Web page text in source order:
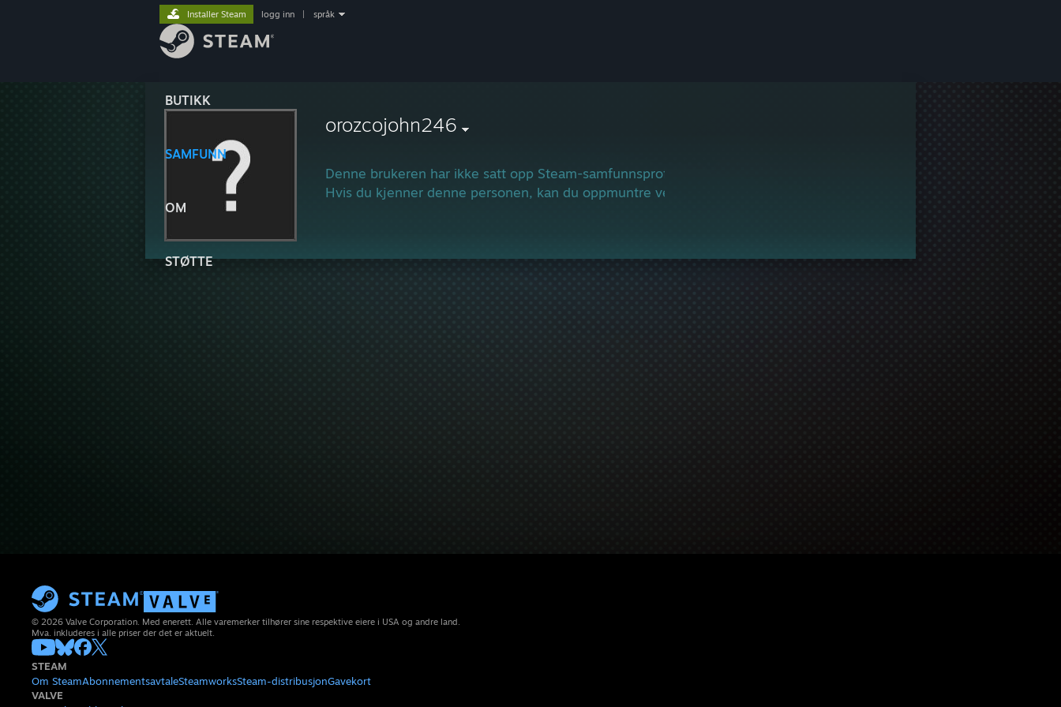
BUTIKK
SAMFUNN
OM
STØTTE
Installer Steam logg inn språk
orozcojohn246
Denne brukeren har ikke satt opp Steam-samfunnsprofilen.
Hvis du kjenner denne personen, kan du oppmuntre vedkommende til å sette opp profilen og bli med på spillingen!
© 2026 Valve Corporation. Med enerett. Alle varemerker tilhører sine respektive eiere i USA og andre land.
Mva. inkluderes i alle priser der det er aktuelt.
STEAM
Om SteamAbonnementsavtaleSteamworksSteam-distribusjonGavekort
VALVE